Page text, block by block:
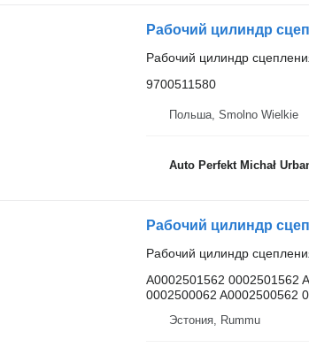
Рабочий цилиндр
Рабочий цилиндр
9700511580
Польша, Smolno Wielkie
Auto Perfekt Michał
Рабочий цилиндр
A0002501562 0002501562
0002500062 A0002500562
Эстония, Rummu